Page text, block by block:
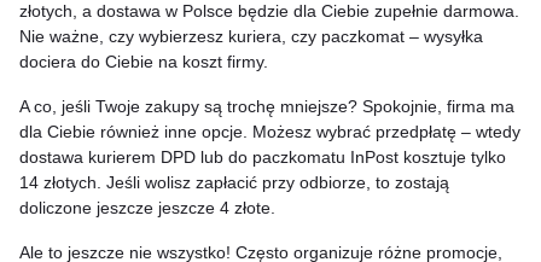
złotych, a dostawa w Polsce będzie dla Ciebie zupełnie darmowa.
Nie ważne, czy wybierzesz kuriera, czy paczkomat – wysyłka
dociera do Ciebie na koszt firmy.
A co, jeśli Twoje zakupy są trochę mniejsze? Spokojnie, firma ma
dla Ciebie również inne opcje. Możesz wybrać przedpłatę – wtedy
dostawa kurierem DPD lub do paczkomatu InPost kosztuje tylko
14 złotych. Jeśli wolisz zapłacić przy odbiorze, to zostają
doliczone jeszcze jeszcze 4 złote.
Ale to jeszcze nie wszystko! Często organizuje różne promocje,